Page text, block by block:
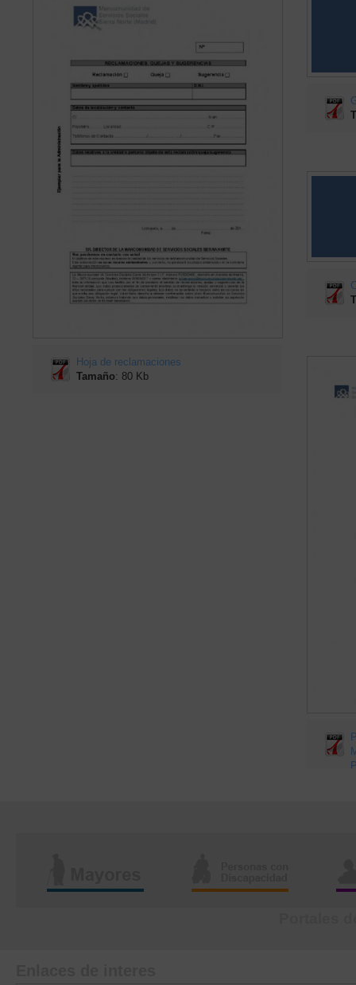
Hoja de reclamaciones
Tamaño: 80 Kb